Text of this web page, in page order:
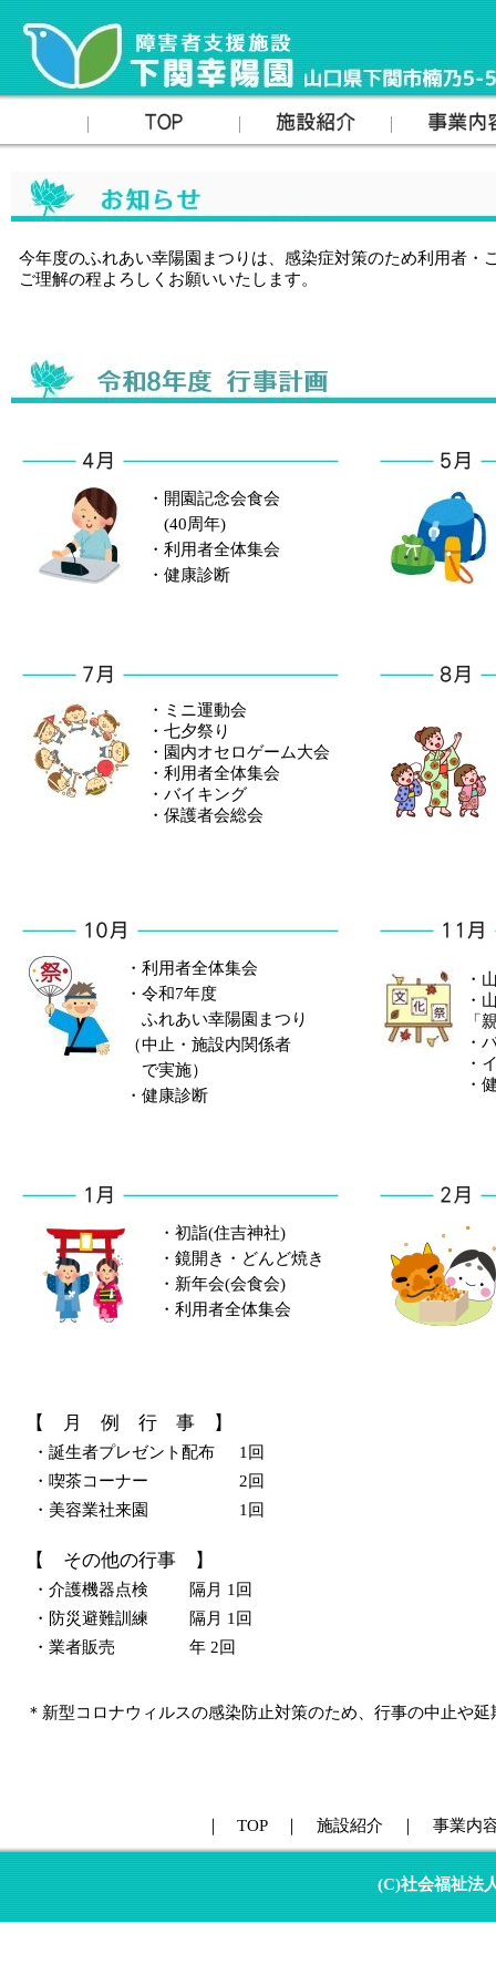
今年度のふれあい幸陽園まつりは、感染症対策のため利用者
ご理解の程よろしくお願いいたします。
・開園記念会食会
(40周年)
・利用者全体集会
・健康診断
・ミニ運動会
・七夕祭り
・園内オセロゲーム大会
・利用者全体集会
・バイキング
・保護者会総会
・利用者全体集会
・令和7年度
ふれあい幸陽園まつり
（中止・施設内関係者
で実施）
・健康診断
・
・
「
・
・
・
・初詣(住吉神社)
・鏡開き・どんど焼き
・新年会(会食会)
・利用者全体集会
【 月 例 行 事 】
・誕生者プレゼント配布
1回
・喫茶コーナー
2回
・美容業社来園
1回
【 その他の行事 】
・介護機器点検
隔月 1回
・防災避難訓練
隔月 1回
・業者販売
年 2回
＊新型コロナウィルスの感染防止対策のため、行事の中止や
｜ TOP ｜ 施設紹介 ｜ 事業
(C)社会福祉法